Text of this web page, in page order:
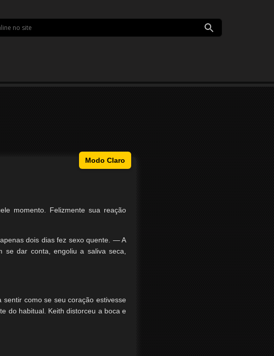
Modo Claro
momento. Felizmente sua reação
dois dias fez sexo quente. — A
se dar conta, engoliu a saliva seca,
sentir como se seu coração estivesse
do habitual. Keith distorceu a boca e